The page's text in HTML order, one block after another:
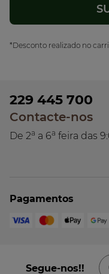
*Desconto realizado no
229 445 700
Contacte-nos
De 2a a 6a feira das
Pagamentos
Segue-nos!!